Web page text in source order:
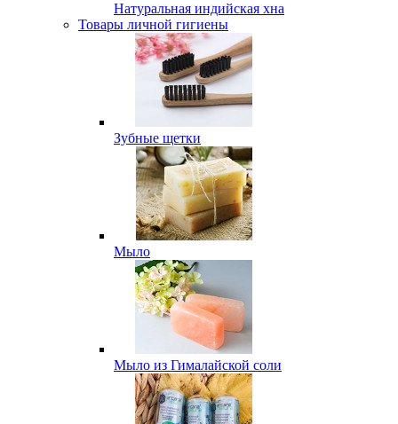
Натуральная индийская хна
Товары личной гигиены
Зубные щетки
Мыло
Мыло из Гималайской соли